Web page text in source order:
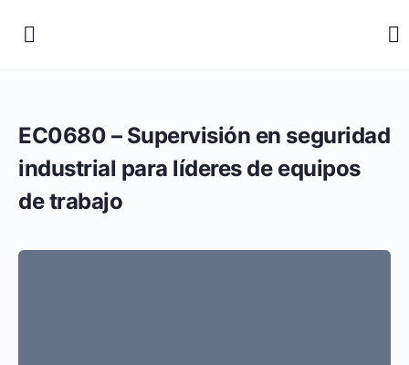
EC0680 – Supervisión en seguridad
industrial para líderes de equipos
de trabajo